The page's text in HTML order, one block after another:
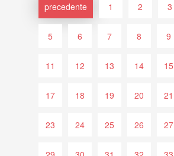
precedente 1 2 3
5 6 7 8 9
11 12 13 14 15
17 18 19 20 21
23 24 25 26 27